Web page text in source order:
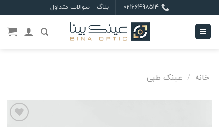
to
content
02166498514 بلاگ سوالات متداول
خانه / عینک طبی